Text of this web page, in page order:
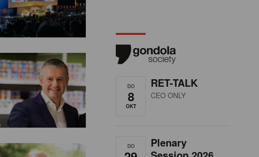
DO
8
OKT
RET-TALK
CEO ONLY
DO
Plenary